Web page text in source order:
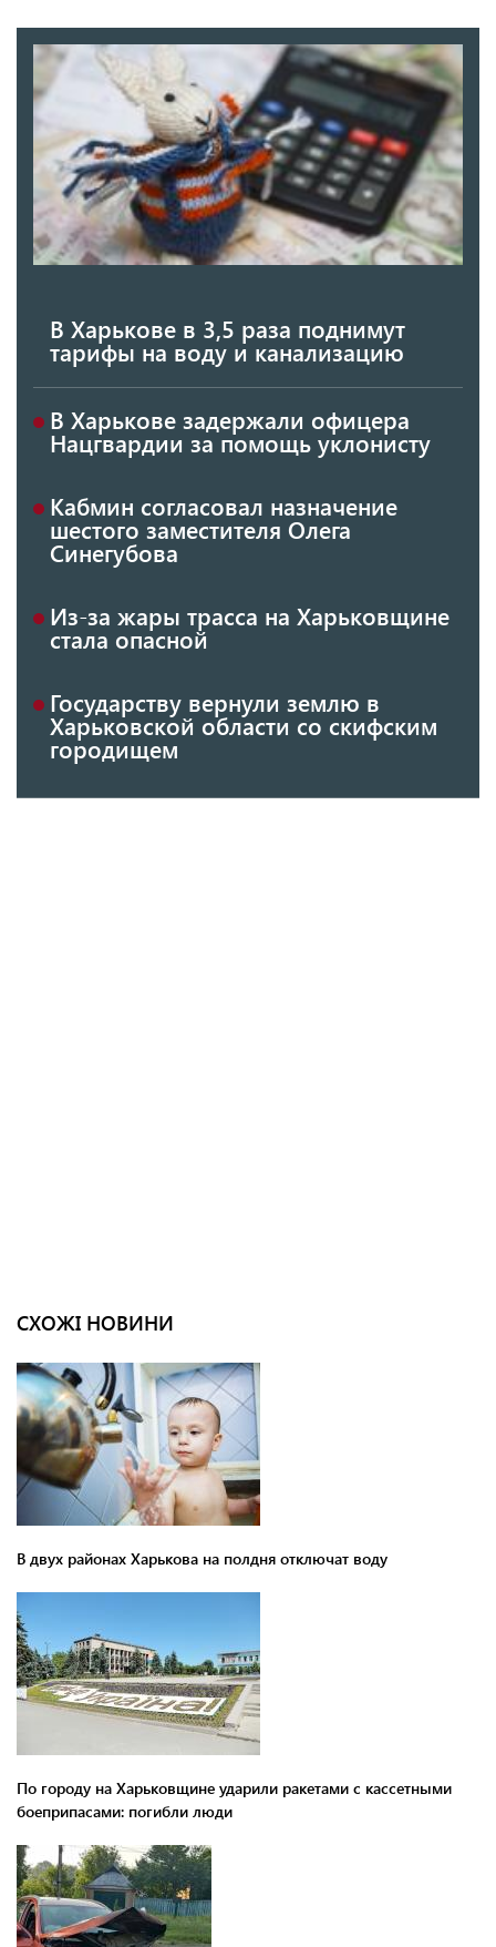
В Харькове в 3,5 раза поднимут
тарифы на воду и канализацию
В Харькове задержали офицера
Нацгвардии за помощь уклонисту
Кабмин согласовал назначение
шестого заместителя Олега
Синегубова
Из-за жары трасса на Харьковщине
стала опасной
Государству вернули землю в
Харьковской области со скифским
городищем
СХОЖІ НОВИНИ
В двух районах Харькова на полдня отключат воду
По городу на Харьковщине ударили ракетами с кассетными
боеприпасами: погибли люди